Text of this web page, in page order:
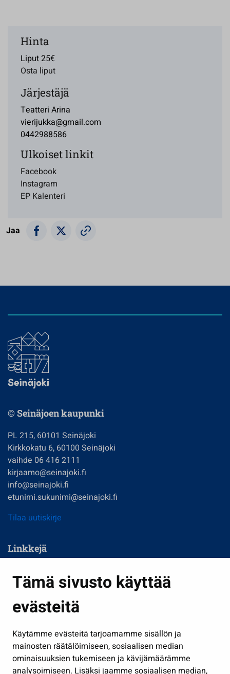
Tämä sivusto käyttää
evästeitä
Käytämme evästeitä tarjoamamme sisällön ja
mainosten räätälöimiseen, sosiaalisen median
ominaisuuksien tukemiseen ja kävijämäärämme
analysoimiseen. Lisäksi jaamme sosiaalisen median,
Hinta
Liput 25€
Osta liput
Järjestäjä
Teatteri Arina
vierijukka@gmail.com
0442988586
Ulkoiset linkit
Facebook
Instagram
EP Kalenteri
Jaa
© Seinäjoen kaupunki
PL 215, 60101 Seinäjoki
Kirkkokatu 6, 60100 Seinäjoki
vaihde 06 416 2111
kirjaamo@seinajoki.fi
info@seinajoki.fi
etunimi.sukunimi@seinajoki.fi
Tilaa uutiskirje
Linkkejä
Kasvatus ja opetus
Kulttuuri ja liikunta
Työ ja yrittäminen
Osallistu ja asioi